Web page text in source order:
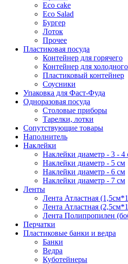
Eco cake
Eco Salad
Бургер
Лоток
Прочее
Пластиковая посуда
Контейнер для горячего
Контейнер для холодного
Пластиковый контейнер
Соусники
Упаковка для Фаст-Фуда
Одноразовая посуда
Столовые приборы
Тарелки, лотки
Сопутствующие товары
Наполнитель
Наклейки
Наклейки диаметр - 3 - 4
Наклейки диаметр - 5 см
Наклейки диаметр - 6 см
Наклейки диаметр - 7 см
Ленты
Лента Атластная
Лента Атластная
Лента Полипропилен
Перчатки
Пластиковые банки и ведра
Банки
Ведра
Куботейнеры